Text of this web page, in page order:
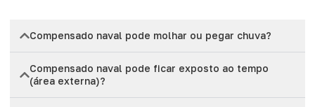
Compensado naval pode molhar ou pegar chuva?
Compensado naval pode ficar exposto ao tempo
(área externa)?